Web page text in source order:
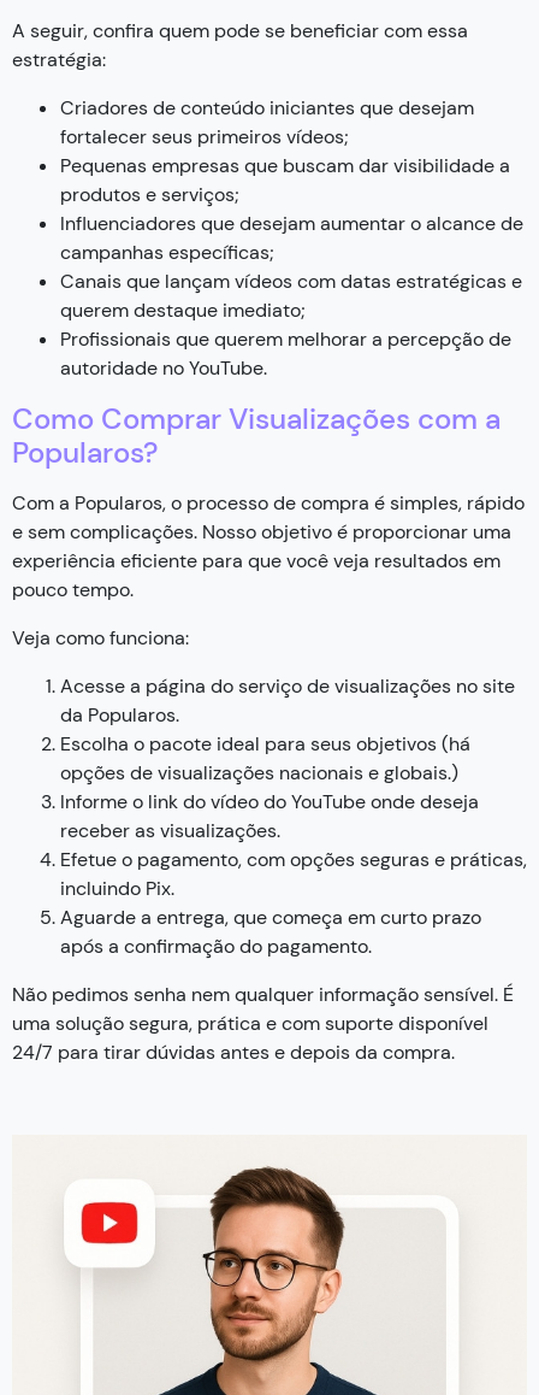
A seguir, confira quem pode se beneficiar com essa
estratégia:
Criadores de conteúdo iniciantes que desejam
fortalecer seus primeiros vídeos;
Pequenas empresas que buscam dar visibilidade a
produtos e serviços;
Influenciadores que desejam aumentar o alcance de
campanhas específicas;
Canais que lançam vídeos com datas estratégicas e
querem destaque imediato;
Profissionais que querem melhorar a percepção de
autoridade no YouTube.
Como Comprar Visualizações com a
Popularos?
Com a Popularos, o processo de compra é simples, rápido
e sem complicações. Nosso objetivo é proporcionar uma
experiência eficiente para que você veja resultados em
pouco tempo.
Veja como funciona:
Acesse a página do serviço de visualizações no site
da Popularos.
Escolha o pacote ideal para seus objetivos (há
opções de visualizações nacionais e globais.)
Informe o link do vídeo do YouTube onde deseja
receber as visualizações.
Efetue o pagamento, com opções seguras e práticas,
incluindo Pix.
Aguarde a entrega, que começa em curto prazo
após a confirmação do pagamento.
Não pedimos senha nem qualquer informação sensível. É
uma solução segura, prática e com suporte disponível
24/7 para tirar dúvidas antes e depois da compra.